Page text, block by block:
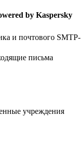
by Kaspersky
и почтового SMTP-
письма
учреждения